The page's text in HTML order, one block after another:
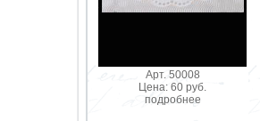
Арт. 50008
Цена: 60 руб.
подробнее